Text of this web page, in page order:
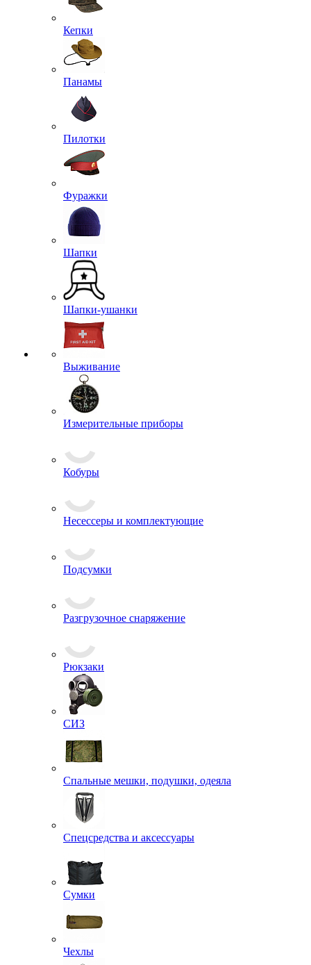
Кепки
Панамы
Пилотки
Фуражки
Шапки
Шапки-ушанки
Выживание
Измерительные приборы
Кобуры
Разгрузочное снаряжение
Рюкзаки
СИЗ
Спальные мешки, подушки, одеяла
Спецсредства и аксессуары
Сумки